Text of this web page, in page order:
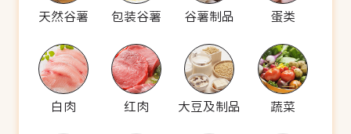
天然谷薯 包装谷薯 谷薯制品 蛋类
白肉 红肉 大豆及制品 蔬菜